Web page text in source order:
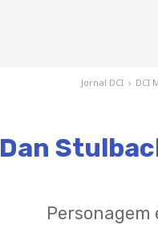
Jornal DCI › DCI
Dan
Personagem